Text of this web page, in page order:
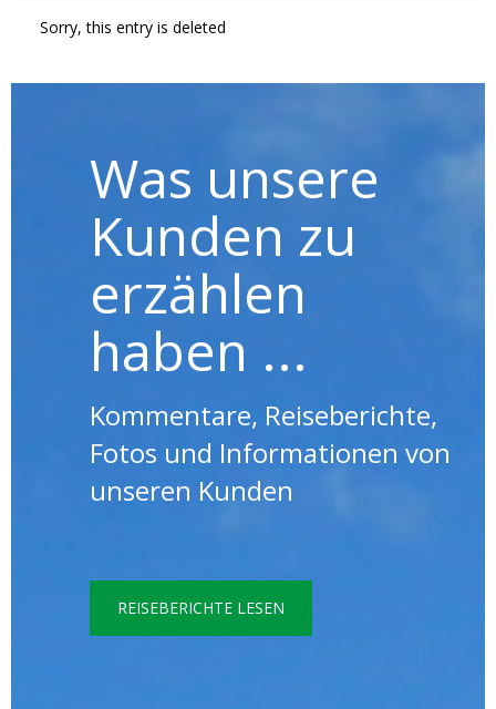
Sorry, this entry is deleted
Was unsere
Kunden zu
erzählen
haben ...
Kommentare, Reiseberichte,
Fotos und Informationen von
unseren Kunden
REISEBERICHTE LESEN